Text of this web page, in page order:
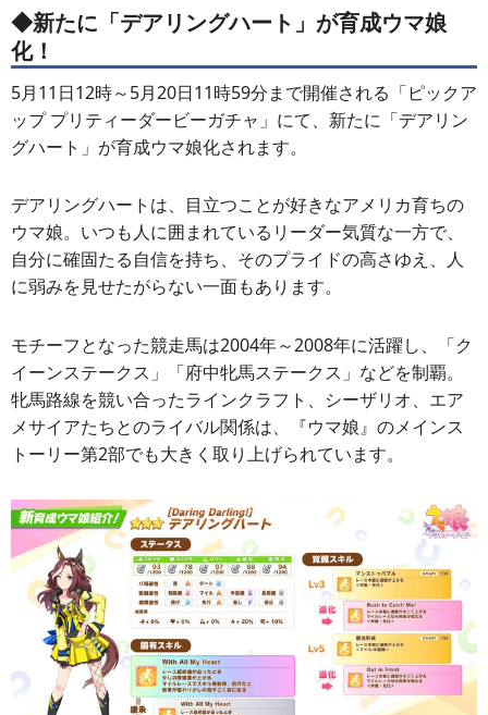
◆新たに「デアリングハート」が育成ウマ娘
化！
5月11日12時～5月20日11時59分まで開催される「ピックア
ップ プリティーダービーガチャ」にて、新たに「デアリン
グハート」が育成ウマ娘化されます。
デアリングハートは、目立つことが好きなアメリカ育ちの
ウマ娘。いつも人に囲まれているリーダー気質な一方で、
自分に確固たる自信を持ち、そのプライドの高さゆえ、人
に弱みを見せたがらない一面もあります。
モチーフとなった競走馬は2004年～2008年に活躍し、「ク
イーンステークス」「府中牝馬ステークス」などを制覇。
牝馬路線を競い合ったラインクラフト、シーザリオ、エア
メサイアたちとのライバル関係は、『ウマ娘』のメインス
トーリー第2部でも大きく取り上げられています。